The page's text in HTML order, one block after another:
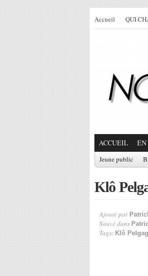
Accueil QUI
ACCUEIL EN
Jeune public
Klô
Ajouté par
Sauvé dans
Tags: Klô Pelgag